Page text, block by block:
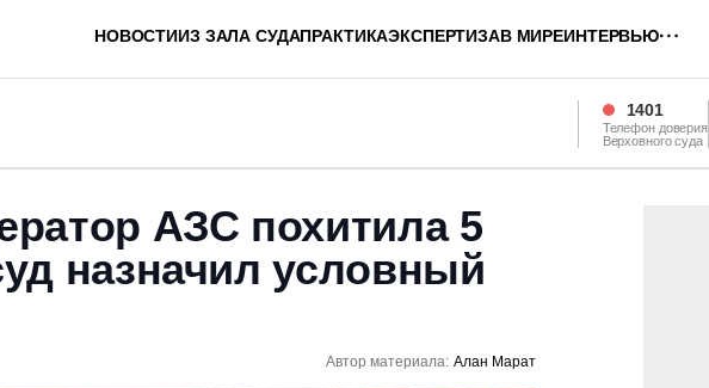
НОВОСТИИЗ ЗАЛА СУДАПРАКТИКАЭКСПЕРТИЗАВ МИРЕИНТЕРВЬЮ
1401
Телефон доверия
Верховного суда
АЗС похитила 5
назначил условный
Автор материала: Алан Марат